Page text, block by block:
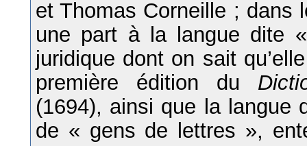
et Thomas Corneille ; dans
une part à la langue dite
juridique dont on sait
première édition du
(1694), ainsi que la
de « gens de lettres »,